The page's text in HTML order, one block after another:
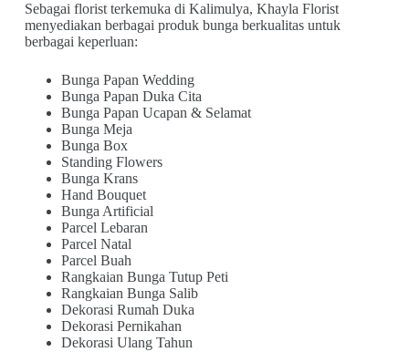
Sebagai florist terkemuka di Kalimulya, Khayla Florist
menyediakan berbagai produk bunga berkualitas untuk
berbagai keperluan:
Bunga Papan Wedding
Bunga Papan Duka Cita
Bunga Papan Ucapan & Selamat
Bunga Meja
Bunga Box
Standing Flowers
Bunga Krans
Hand Bouquet
Bunga Artificial
Parcel Lebaran
Parcel Natal
Parcel Buah
Rangkaian Bunga Tutup Peti
Rangkaian Bunga Salib
Dekorasi Rumah Duka
Dekorasi Pernikahan
Dekorasi Ulang Tahun